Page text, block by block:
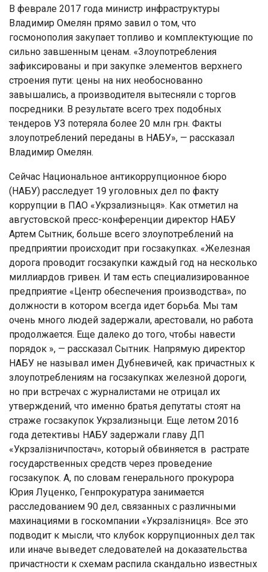
В феврале 2017 года министр инфраструктуры
Владимир Омелян прямо завил о том, что
госмонополия закупает топливо и комплектующие по
сильно завшенным ценам. «Злоупотребления
зафиксированы и при закупке элементов верхнего
строения пути: цены на них необоснованно
завышались, а производителя вытесняли с торгов
посредники. В результате всего трех подобных
тендеров УЗ потеряла более 20 млн грн. Факты
злоупотреблений переданы в НАБУ», — рассказал
Владимир Омелян.
Сейчас Национальное антикоррупционное бюро
(НАБУ) расследует 19 уголовных дел по факту
коррупции в ПАО «Укрзализныця». Как отметил на
августовской пресс-конференции директор НАБУ
Артем Сытник, больше всего злоупотреблений на
предприятии происходит при госзакупках. «Железная
дорога проводит госзакупки каждый год на несколько
миллиардов гривен. И там есть специализированное
предприятие «Центр обеспечения производства», по
должности в котором всегда идет борьба. Мы там
очень много людей задержали, арестовали, но работа
продолжается. Еще далеко до того, чтобы навести
порядок », — рассказал Сытник. Напрямую директор
НАБУ не называл имен Дубневичей, как причастных к
злоупотреблениям на госзакупках железной дороги,
но при встречах с журналистами не отрицал их
утверждений, что именно братья депутаты стоят на
страже госзакупок Укрзализныци. Еще летом 2016
года детективы НАБУ задержали главу ДП
«Укрзалізничпостач», который обвиняется в растрате
государственных средств через проведение
госзакупок. А, по словам генерального прокурора
Юрия Луценко, Генпрокуратура занимается
расследованием 90 дел, связанных с различными
махинациями в госкомпании «Укрзалізниця». Все это
подводит к мысли, что клубок коррупционных дел так
или иначе выведет следователей на доказательства
причастности к схемам распила скандально известных